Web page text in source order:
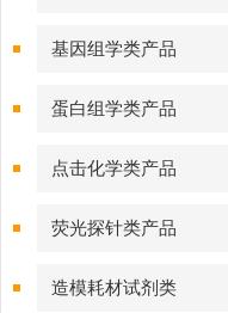
基因组学类产品
蛋白组学类产品
点击化学类产品
荧光探针类产品
造模耗材试剂类